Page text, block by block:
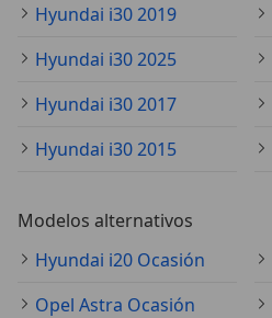
Hyundai i30 2019
Hyundai i30 2025
Hyundai i30 2017
Hyundai i30 2015
Modelos alternativos
Hyundai i20 Ocasión
Opel Astra Ocasión